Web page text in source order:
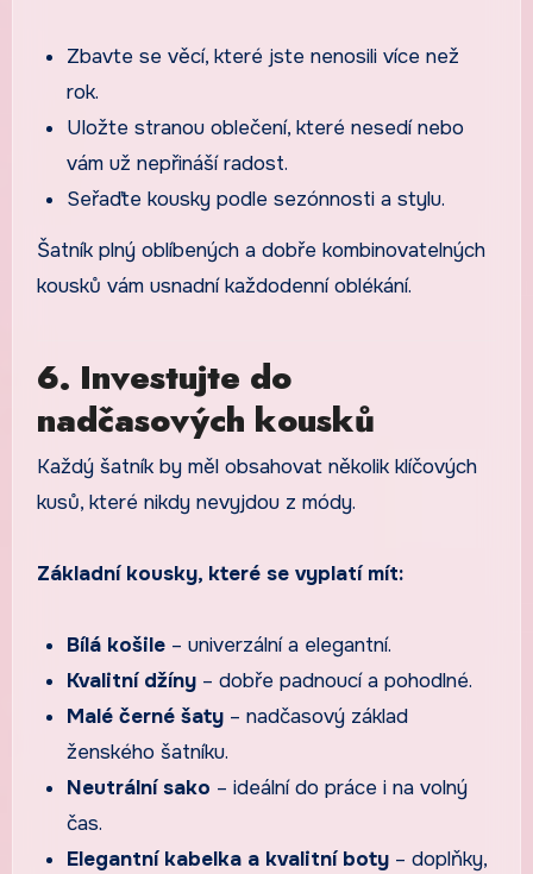
Zbavte se věcí, které jste nenosili více než
rok.
Uložte stranou oblečení, které nesedí nebo
vám už nepřináší radost.
Seřaďte kousky podle sezónnosti a stylu.
Šatník plný oblíbených a dobře kombinovatelných
kousků vám usnadní každodenní oblékání.
6. Investujte do
nadčasových kousků
Každý šatník by měl obsahovat několik klíčových
kusů, které nikdy nevyjdou z módy.
Základní kousky, které se vyplatí mít:
Bílá košile – univerzální a elegantní.
Kvalitní džíny – dobře padnoucí a pohodlné.
Malé černé šaty – nadčasový základ
ženského šatníku.
Neutrální sako – ideální do práce i na volný
čas.
Elegantní kabelka a kvalitní boty – doplňky,